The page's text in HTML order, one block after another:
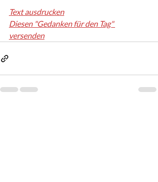
Text ausdrucken
Diesen "Gedanken für den Tag"
versenden